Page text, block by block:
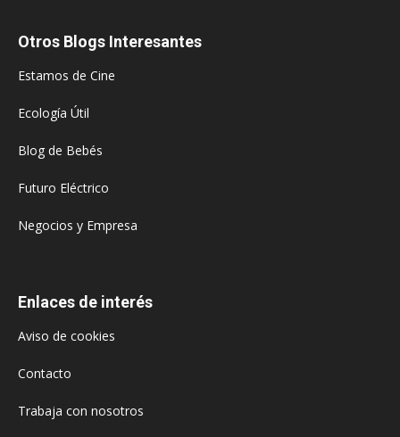
Otros Blogs Interesantes
Estamos de Cine
Ecología Útil
Blog de Bebés
Futuro Eléctrico
Negocios y Empresa
Enlaces de interés
Aviso de cookies
Contacto
Trabaja con nosotros